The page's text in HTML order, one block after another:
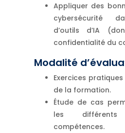
Appliquer des
cybersécurité
d’outils d’IA
confidentialité du
Modalité
Exercices
de la formation.
Étude de cas
les
compétences.